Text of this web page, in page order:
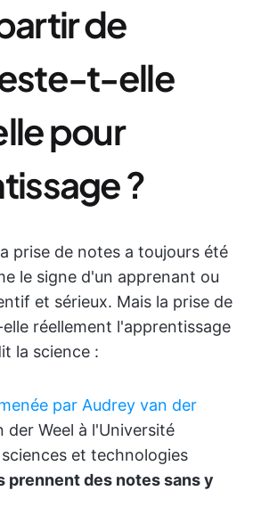
de
t-elle
pour
?
prise de notes a toujours été
le signe d'un apprenant ou
et sérieux. Mais la prise de
réellement l'apprentissage
la science :
par Audrey van der
der Weel à l'Université
et technologies
prennent des notes sans y